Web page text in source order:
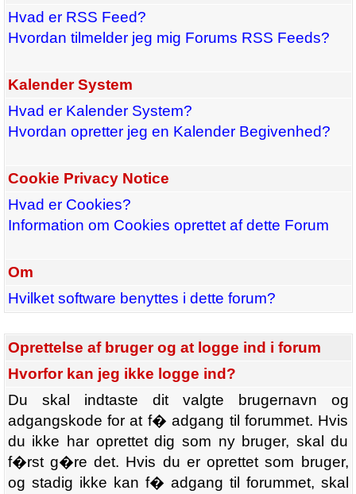
Hvad er RSS Feed?
Hvordan tilmelder jeg mig Forums RSS Feeds?
Kalender System
Hvad er Kalender System?
Hvordan opretter jeg en Kalender Begivenhed?
Cookie Privacy Notice
Hvad er Cookies?
Information om Cookies oprettet af dette Forum
Om
Hvilket software benyttes i dette forum?
Oprettelse af bruger og at logge ind i forum
Hvorfor kan jeg ikke logge ind?
Du skal indtaste dit valgte brugernavn og
adgangskode for at f� adgang til forummet. Hvis
du ikke har oprettet dig som ny bruger, skal du
f�rst g�re det. Hvis du er oprettet som bruger,
og stadig ikke kan f� adgang til forummet, skal